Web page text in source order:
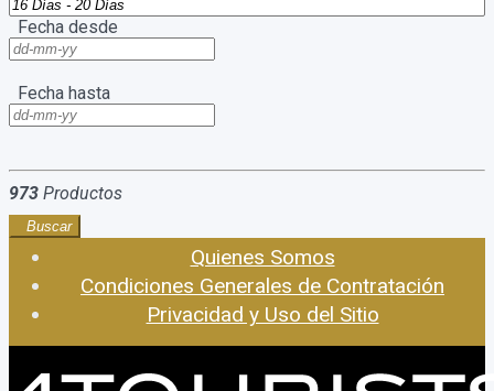
Fecha desde
Fecha hasta
973 Productos
Buscar
Quienes Somos
Condiciones Generales de Contratación
Privacidad y Uso del Sitio